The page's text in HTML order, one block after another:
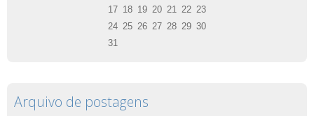
17 18 19 20 21 22 23
24 25 26 27 28 29 30
31
Arquivo de postagens